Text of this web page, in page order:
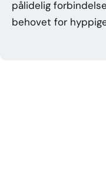
pålidelig
behovet for